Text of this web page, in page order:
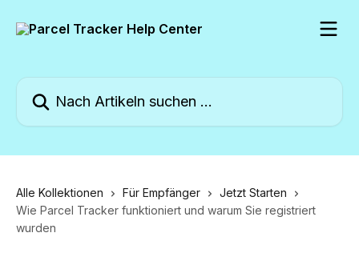
Alle Kollektionen Für Empfänger
Jetzt Starten
Wie Parcel Tracker funktioniert und warum Sie registriert
wurden